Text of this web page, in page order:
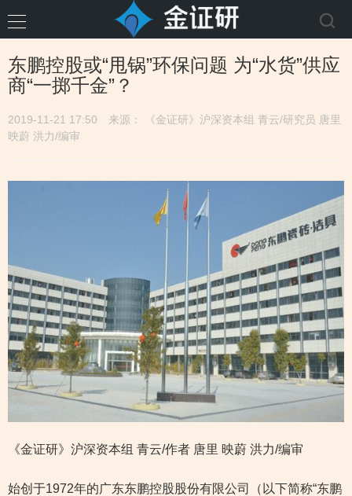
东鹏控股或“甩锅”环保问题 为“水货”供应
商“一掷千金”？
2019-11-21 17:50
来源： 《金证研》沪深资本组 青云/研究员 唐里
映蔚 洪力/编审
《金证研》沪深资本组 青云/作者 唐里 映蔚 洪力/编审
始创于1972年的广东东鹏控股股份有限公司（以下简称“东鹏